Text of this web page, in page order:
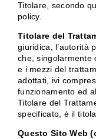
Titolare, secondo
policy.
Titolare del
giuridica, l’autorità
che, singolarmente
e i mezzi del
adottati, ivi
funzionamento ed
Titolare del
specificato, è il
Questo Sito Web